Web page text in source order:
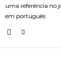
uma referência no
em português